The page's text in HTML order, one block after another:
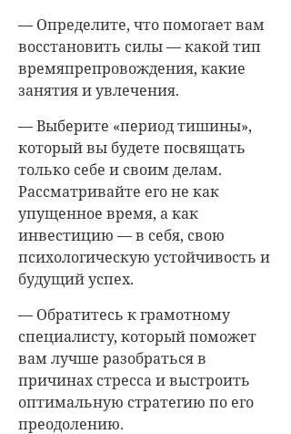
— Определите, что помогает вам
восстановить силы — какой тип
времяпрепровождения, какие
занятия и увлечения.
— Выберите «период тишины»,
который вы будете посвящать
только себе и своим делам.
Рассматривайте его не как
упущенное время, а как
инвестицию — в себя, свою
психологическую устойчивость и
будущий успех.
— Обратитесь к грамотному
специалисту, который поможет
вам лучше разобраться в
причинах стресса и выстроить
оптимальную стратегию по его
преодолению.